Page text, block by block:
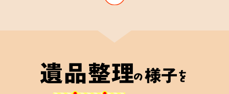
2 遺品整理士 が在籍
遺品整理の様子を